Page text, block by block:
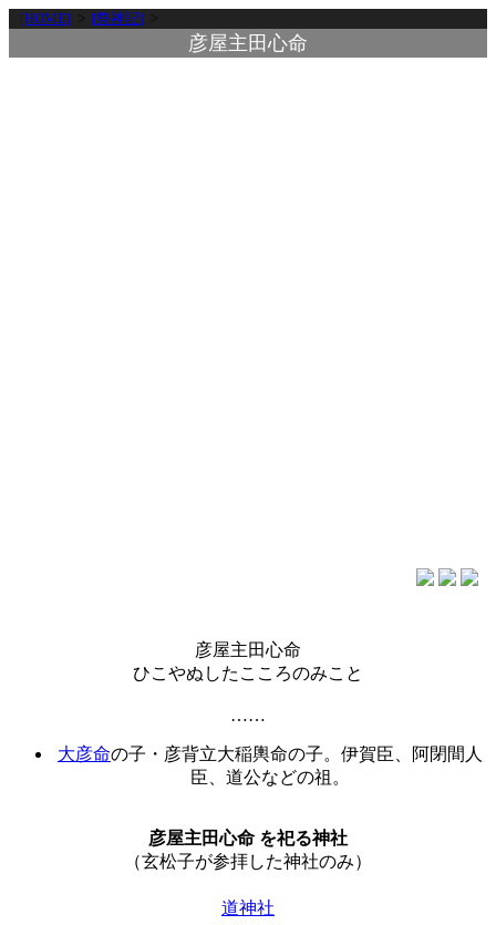
[HOME] [祭神記]
彦屋主田心命
彦屋主田心命
ひこやぬしたこころのみこと
……
大彦命の子・彦背立大稲輿命の子。伊賀臣、阿閉間人
臣、道公などの祖。
彦屋主田心命 を祀る神社
（玄松子が参拝した神社のみ）
道神社